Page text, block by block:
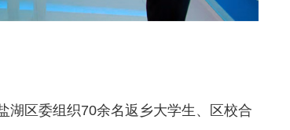
湖区委组织70余名返乡大学生、区校合